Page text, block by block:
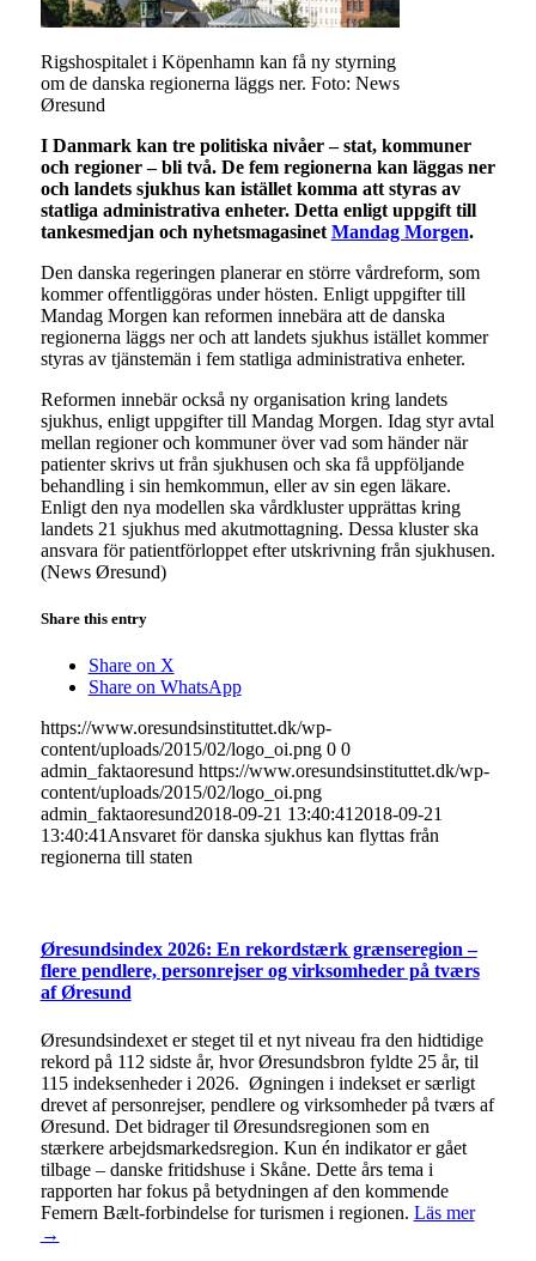
Rigshospitalet i Köpenhamn kan få ny styrning
om de danska regionerna läggs ner. Foto: News
Øresund
I Danmark kan tre politiska nivåer – stat, kommuner
och regioner – bli två. De fem regionerna kan läggas ner
och landets sjukhus kan istället komma att styras av
statliga administrativa enheter. Detta enligt uppgift till
tankesmedjan och nyhetsmagasinet Mandag Morgen.
Den danska regeringen planerar en större vårdreform, som
kommer offentliggöras under hösten. Enligt uppgifter till
Mandag Morgen kan reformen innebära att de danska
regionerna läggs ner och att landets sjukhus istället kommer
styras av tjänstemän i fem statliga administrativa enheter.
Reformen innebär också ny organisation kring landets
sjukhus, enligt uppgifter till Mandag Morgen. Idag styr avtal
mellan regioner och kommuner över vad som händer när
patienter skrivs ut från sjukhusen och ska få uppföljande
behandling i sin hemkommun, eller av sin egen läkare.
Enligt den nya modellen ska vårdkluster upprättas kring
landets 21 sjukhus med akutmottagning. Dessa kluster ska
ansvara för patientförloppet efter utskrivning från sjukhusen.
(News Øresund)
Share this entry
Share on X
Share on WhatsApp
https://www.oresundsinstituttet.dk/wp-
content/uploads/2015/02/logo_oi.png 0 0
admin_faktaoresund https://www.oresundsinstituttet.dk/wp-
content/uploads/2015/02/logo_oi.png
admin_faktaoresund2018-09-21 13:40:41 2018-09-21
13:40:41 Ansvaret för danska sjukhus kan flyttas från
regionerna till staten
Øresundsindex 2026: En rekordstærk grænseregion –
flere pendlere, personrejser og virksomheder på tværs
af Øresund
Øresundsindexet er steget til et nyt niveau fra den hidtidige
rekord på 112 sidste år, hvor Øresundsbron fyldte 25 år, til
115 indeksenheder i 2026. Øgningen i indekset er særligt
drevet af personrejser, pendlere og virksomheder på tværs af
Øresund. Det bidrager til Øresundsregionen som en
stærkere arbejdsmarkedsregion. Kun én indikator er gået
tilbage – danske fritidshuse i Skåne. Dette års tema i
rapporten har fokus på betydningen af den kommende
Femern Bælt-forbindelse for turismen i regionen. Läs mer
→